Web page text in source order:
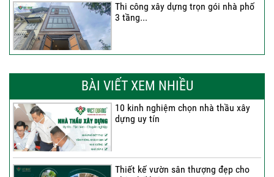
Thi công xây dựng trọn gói nhà phố
3 tầng...
Anh...
BÀI VIẾT XEM NHIỀU
10 kinh nghiệm chọn nhà thầu xây
dựng uy tín
Thiết kế vườn sân thượng đẹp cho